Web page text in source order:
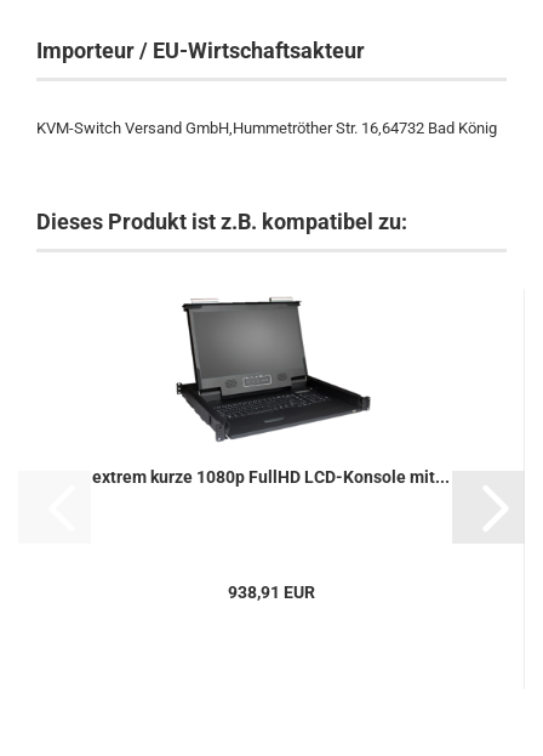
Importeur / EU-Wirtschaftsakteur
KVM-Switch Versand GmbH,Hummetröther Str. 16,64732 Bad König
Dieses Produkt ist z.B. kompatibel zu:
extrem kurze 1080p FullHD LCD-Konsole mit...
938,91 EUR